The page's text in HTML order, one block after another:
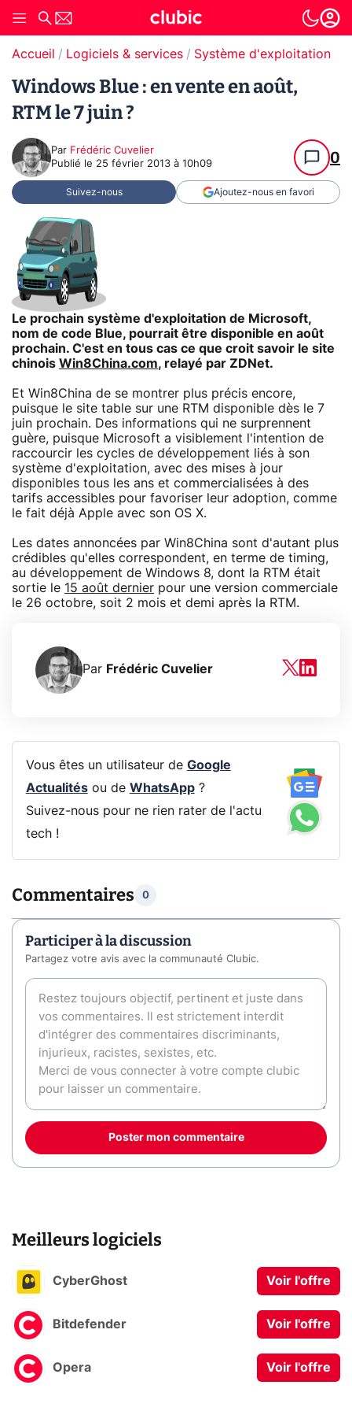
Accueil Logiciels & services Système d'exploitation
Windows Blue : en vente en août,
RTM le 7 juin ?
Par Frédéric Cuvelier
Publié le 25 février 2013 à 10h09 0
Suivez-nous Ajoutez-nous en favori
Le prochain système d'exploitation de Microsoft,
nom de code Blue, pourrait être disponible en août
prochain. C'est en tous cas ce que croit savoir le site
chinois Win8China.com, relayé par ZDNet.
Et Win8China de se montrer plus précis encore,
puisque le site table sur une RTM disponible dès le 7
juin prochain. Des informations qui ne surprennent
guère, puisque Microsoft a visiblement l'intention de
raccourcir les cycles de développement liés à son
système d'exploitation, avec des mises à jour
disponibles tous les ans et commercialisées à des
tarifs accessibles pour favoriser leur adoption, comme
le fait déjà Apple avec son OS X.
Les dates annoncées par Win8China sont d'autant plus
crédibles qu'elles correspondent, en terme de timing,
au développement de Windows 8, dont la RTM était
sortie le 15 août dernier pour une version commerciale
le 26 octobre, soit 2 mois et demi après la RTM.
Par Frédéric Cuvelier
Vous êtes un utilisateur de Google
Actualitésou de WhatsApp?
Suivez-nous pour ne rien rater de l'actu
tech !
Commentaires 0
Participer à la discussion
Partagez votre avis avec la communauté Clubic.
Poster mon commentaire
Meilleurs logiciels
CyberGhost Voir l'offre
Bitdefender Voir l'offre
Opera Voir l'offre